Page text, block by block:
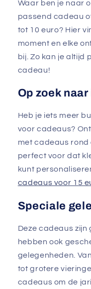
Waar ben je naar
passend cadeau
tot 10 euro? Hier
moment en elke
bij. Zo kan je altijd
cadeau!
Op zoek
Heb je iets meer
voor cadeaus?
met cadeaus rond
perfect voor dat
kunt
cadeaus voor 15
Speciale
Deze cadeaus
hebben ook
gelegenheden.
tot grotere
cadeaus om de